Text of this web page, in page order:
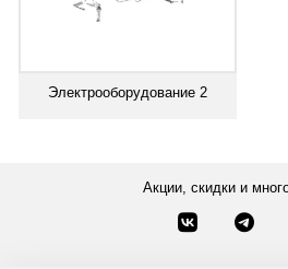
Электрооборудование 2
Акции, скидки и